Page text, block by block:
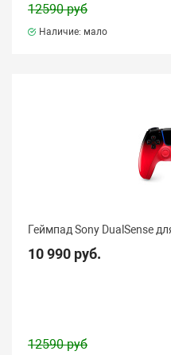
12590 руб
Наличие: мало
Геймпад Sony DualSense
10 990 руб.
12590 руб